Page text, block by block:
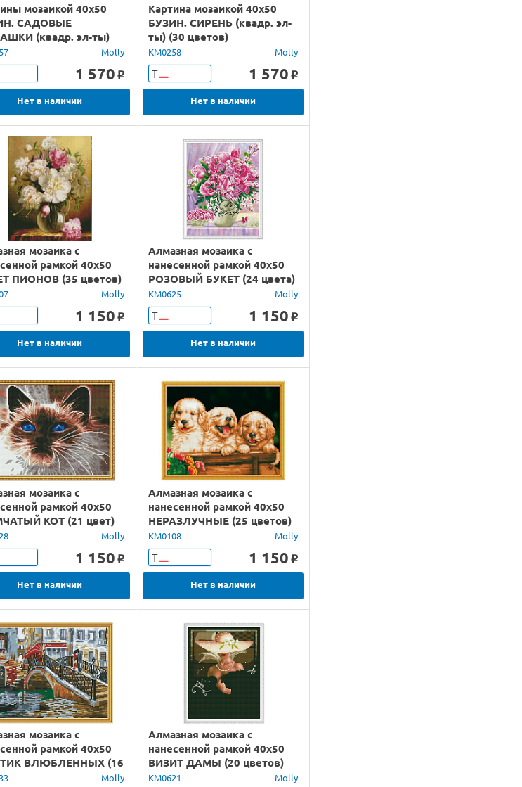
мозаикой 40х50
САДОВЫЕ
(квадр. эл-ты)
Molly
1 570 o
Нет в наличии
Картина мозаикой 40х50
БУЗИН. СИРЕНЬ (квадр. эл-
ты) (30 цветов)
KM0258 Molly
Т 1 570 o
Нет в наличии
мозаика с
рамкой 40х50
ПИОНОВ (35 цветов)
Molly
1 150 o
Нет в наличии
Алмазная мозаика с
нанесенной рамкой 40х50
РОЗОВЫЙ БУКЕТ (24 цвета)
KM0625 Molly
Т 1 150 o
Нет в наличии
мозаика с
рамкой 40х50
КОТ (21 цвет)
Molly
1 150 o
Нет в наличии
Алмазная мозаика с
нанесенной рамкой 40х50
НЕРАЗЛУЧНЫЕ (25 цветов)
KM0108 Molly
Т 1 150 o
Нет в наличии
мозаика с
рамкой 40х50
ВЛЮБЛЕННЫХ (16
Molly
Алмазная мозаика с
нанесенной рамкой 40х50
ВИЗИТ ДАМЫ (20 цветов)
KM0621 Molly